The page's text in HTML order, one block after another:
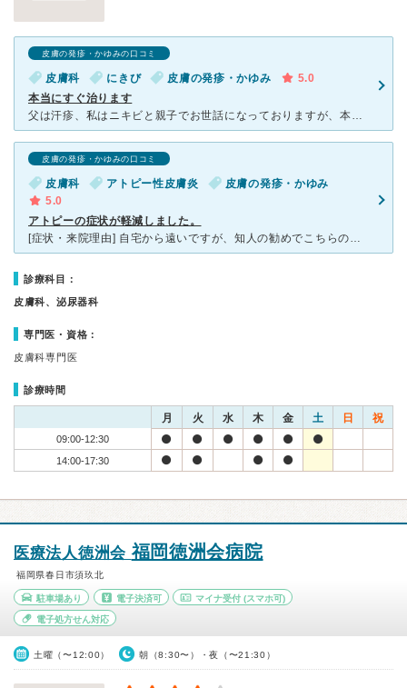
皮膚の発疹・かゆみの口コミ
皮膚科 にきび 皮膚の発疹・かゆみ
5.0
本当にすぐ治ります
父は汗疹、私はニキビと親子でお世話になっておりますが、本当にすぐに治ります。 ストレスによるニキビが本当に酷くできてしまい、市販薬では全く治らなかったため、受診しました。先生からニキビ治療は時間が掛
皮膚の発疹・かゆみの口コミ
皮膚科 アトピー性皮膚炎
皮膚の発疹・かゆみ
5.0
アトピーの症状が軽減しました。
[症状・来院理由] 自宅から遠いですが、知人の勧めでこちらの病院に行きました。 軽度のアトピー性皮膚炎の娘がお世話になっています。 肘、膝の裏などを中心にカサカサした湿疹ができ、かゆみも強く
診療科目：
皮膚科、泌尿器科
専門医・資格：
皮膚科専門医
診療時間
月 火 水 木 金 土 日 祝
09:00-12:30
14:00-17:30
医療法人徳洲会福岡徳洲会病院
福岡県春日市須玖北
駐車場あり 電子決済可 マイナ受付 (スマホ可)
電子処方せん対応
土曜（〜12:00） 朝（8:30〜）・夜（〜21:30）